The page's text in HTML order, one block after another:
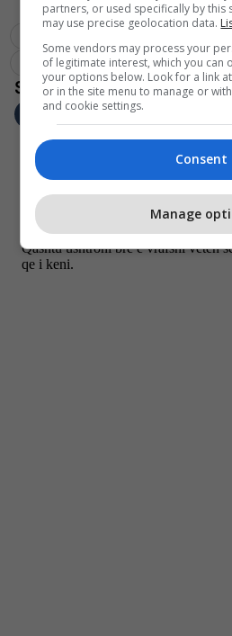
Policia E Kosovës
partners, or used specifically by this
may use precise geolocation data.
Some vendors may process your
of legitimate interest, which you can
your options below. Look for a link
or in the site menu to manage or
and cookie settings.
Consent
Manage